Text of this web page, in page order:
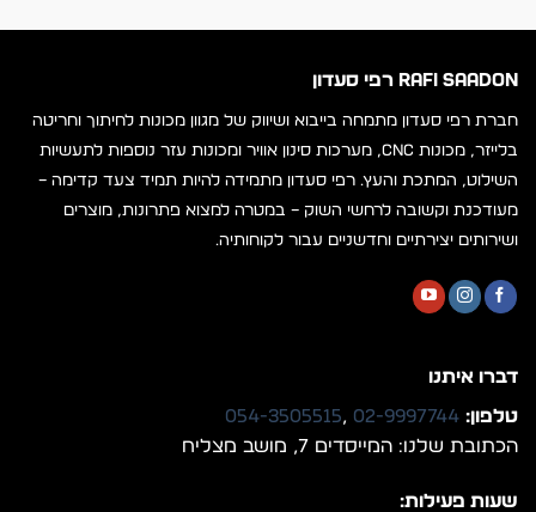
RAFI SAADON רפי סעדון
חברת רפי סעדון מתמחה בייבוא ושיווק של מגוון מכונות לחיתוך וחריטה
בלייזר, מכונות CNC, מערכות סינון אוויר ומכונות עזר נוספות לתעשיות
השילוט, המתכת והעץ. רפי סעדון מתמידה להיות תמיד צעד קדימה –
מעודכנת וקשובה לרחשי השוק – במטרה למצוא פתרונות, מוצרים
ושירותים יצירתיים וחדשניים עבור לקוחותיה.
דברו איתנו
טלפון: 02-9997744
,
054-3505515
הכתובת שלנו: המייסדים 7, מושב מצליח
שעות פעילות: